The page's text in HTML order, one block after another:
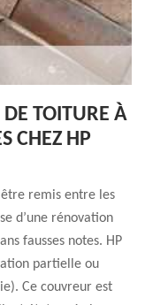
TOITURE À
CHEZ HP
remis entre les
d’une rénovation
fausses notes. HP
partielle ou
Ce couvreur est